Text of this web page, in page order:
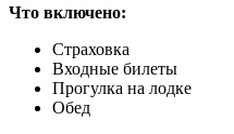
Что включено:
Страховка
Входные билеты
Прогулка на лодке
Обед